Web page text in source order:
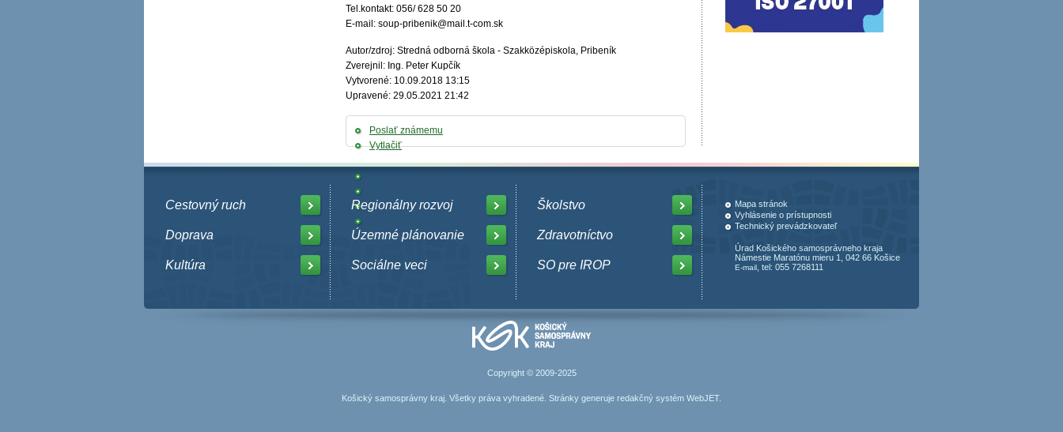
Tel.kontakt: 056/ 628 50 20
E-mail: soup-pribenik@mail.t-com.sk
Autor/zdroj: Stredná odborná škola - Szakközépiskola, Pribeník
Zverejnil: Ing. Peter Kupčík
Vytvorené: 10.09.2018 13:15
Upravené: 29.05.2021 21:42
Poslať známemu
Vytlačiť
Cestovný ruch
Doprava
Kultúra
Regionálny rozvoj
Územné plánovanie
Sociálne veci
Školstvo
Zdravotníctvo
SO pre IROP
Mapa stránok
Vyhlásenie o prístupnosti
Technický prevádzkovateľ
Úrad Košického samosprávneho kraja
Námestie Maratónu mieru 1, 042 66 Košice
E-mail , tel: 055 7268111
Copyright © 2009-2025
Košický samosprávny kraj. Všetky práva vyhradené. Stránky generuje redakčný systém WebJET.